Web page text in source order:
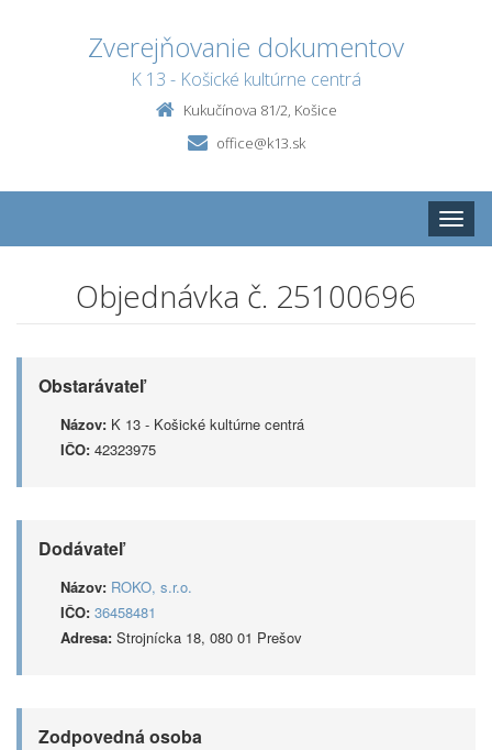
Zverejňovanie dokumentov
K 13 - Košické kultúrne centrá
Kukučínova 81/2, Košice
office@k13.sk
Toggle
Objednávka č. 25100696
Obstarávateľ
Názov: K 13 - Košické kultúrne centrá
IČO: 42323975
Dodávateľ
Názov: ROKO, s.r.o.
IČO: 36458481
Adresa: Strojnícka 18, 080 01 Prešov
Zodpovedná osoba